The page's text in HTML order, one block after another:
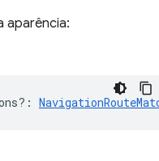
aparência:
: